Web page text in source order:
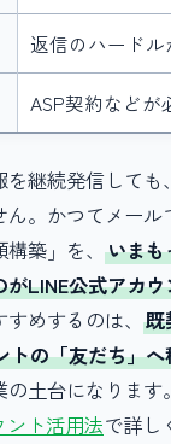
返信のハードル
ASP契約などが
継続発信して
。かつてメール
築」を、 いま
LINE公式アカウ
めするのは、 既
トの「友だち」
の土台になりま
ント活用法で詳し